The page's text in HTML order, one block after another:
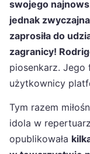
swojego
jednak
zaprosiła do
zagranicy!
piosenkarz.
użytkownicy
Tym razem
idola w
opublikowała